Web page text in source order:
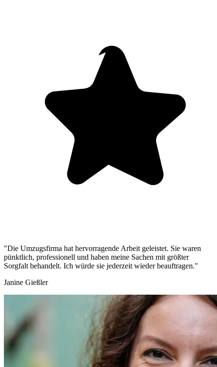
"Die Umzugsfirma hat hervorragende Arbeit geleistet. Sie waren
pünktlich, professionell und haben meine Sachen mit größter
Sorgfalt behandelt. Ich würde sie jederzeit wieder beauftragen."
Janine Gießler